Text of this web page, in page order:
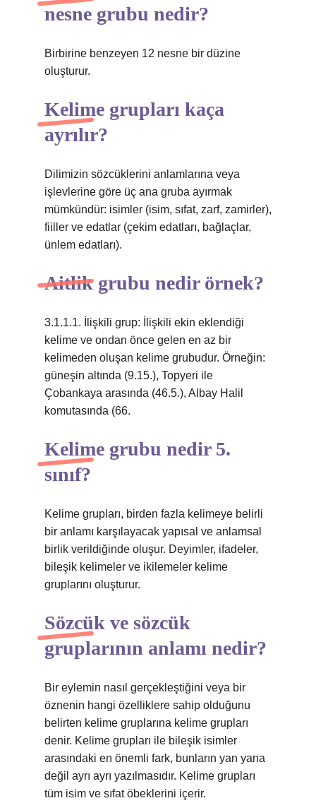
nesne grubu nedir?
Birbirine benzeyen 12 nesne bir düzine
oluşturur.
Kelime grupları kaça
ayrılır?
Dilimizin sözcüklerini anlamlarına veya
işlevlerine göre üç ana gruba ayırmak
mümkündür: isimler (isim, sıfat, zarf, zamirler),
fiiller ve edatlar (çekim edatları, bağlaçlar,
ünlem edatları).
Aitlik grubu nedir örnek?
3.1.1.1. İlişkili grup: İlişkili ekin eklendiği
kelime ve ondan önce gelen en az bir
kelimeden oluşan kelime grubudur. Örneğin:
güneşin altında (9.15.), Topyeri ile
Çobankaya arasında (46.5.), Albay Halil
komutasında (66.
Kelime grubu nedir 5.
sınıf?
Kelime grupları, birden fazla kelimeye belirli
bir anlamı karşılayacak yapısal ve anlamsal
birlik verildiğinde oluşur. Deyimler, ifadeler,
bileşik kelimeler ve ikilemeler kelime
gruplarını oluşturur.
Sözcük ve sözcük
gruplarının anlamı nedir?
Bir eylemin nasıl gerçekleştiğini veya bir
öznenin hangi özelliklere sahip olduğunu
belirten kelime gruplarına kelime grupları
denir. Kelime grupları ile bileşik isimler
arasındaki en önemli fark, bunların yan yana
değil ayrı ayrı yazılmasıdır. Kelime grupları
tüm isim ve sıfat öbeklerini içerir.